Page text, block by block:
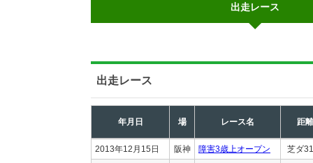
出走レース
出走レース
年月日 場 レース名 距離
2013年12月15日 阪神 障害3歳上オープン 芝ダ